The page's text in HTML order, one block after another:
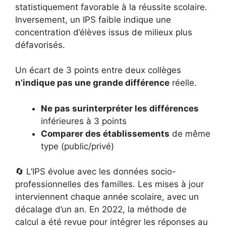
statistiquement favorable à la réussite scolaire.
Inversement, un IPS faible indique une
concentration d’élèves issus de milieux plus
défavorisés.
Un écart de 3 points entre deux collèges
n’indique pas une grande différence réelle.
Ne pas surinterpréter les différences
inférieures à 3 points
Comparer des établissements de même
type (public/privé)
🔄 L’IPS évolue avec les données socio-
professionnelles des familles. Les mises à jour
interviennent chaque année scolaire, avec un
décalage d’un an. En 2022, la méthode de
calcul a été revue pour intégrer les réponses au